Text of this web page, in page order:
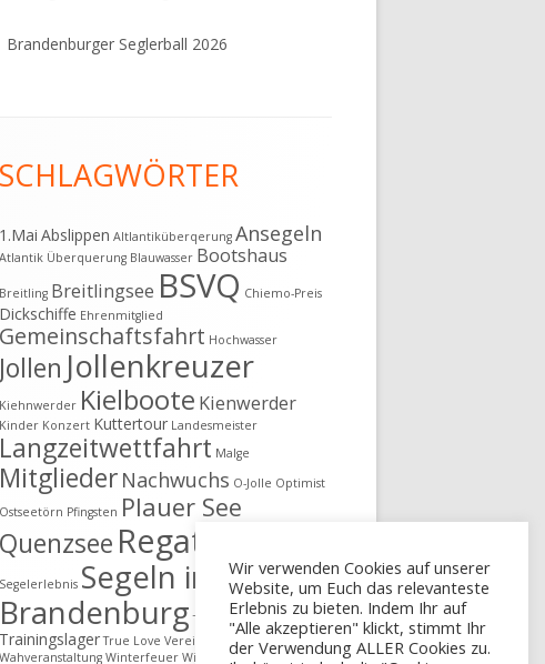
Brandenburger Seglerball 2026
SCHLAGWÖRTER
1.Mai Abslippen Altlantiküberqerung Ansegeln
Atlantik Überquerung Blauwasser Bootshaus
Breitling Breitlingsee BSVQ Chiemo-Preis
Dickschiffe Ehrenmitglied
Gemeinschaftsfahrt Hochwasser
Jollen Jollenkreuzer
Kiehnwerder Kielboote Kienwerder
Kinder Konzert Kuttertour Landesmeister
Langzeitwettfahrt Malge
Mitglieder Nachwuchs O-Jolle Optimist
Ostseetörn Pfingsten Plauer See
Quenzsee Regatta
Segelerlebnis Segeln in
Brandenburg Till Eulenspiegel
Trainingslager True Love Vereinsvergüngen
Wahveranstaltung Winterfeuer Winterwanderung
Wir verwenden Cookies auf unserer
Website, um Euch das relevanteste
Erlebnis zu bieten. Indem Ihr auf
"Alle akzeptieren" klickt, stimmt Ihr
der Verwendung ALLER Cookies zu.